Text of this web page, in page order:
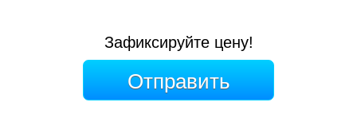
Зафиксируйте цену!